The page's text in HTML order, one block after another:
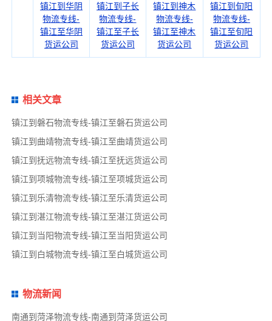
镇江到华阴
物流专线-
镇江至华阴
货运公司
镇江到子长
物流专线-
镇江至子长
货运公司
镇江到神木
物流专线-
镇江至神木
货运公司
镇江到旬阳
物流专线-
镇江至旬阳
货运公司
相关文章
镇江到磐石物流专线-镇江至磐石货运公司
镇江到曲靖物流专线-镇江至曲靖货运公司
镇江到抚远物流专线-镇江至抚远货运公司
镇江到项城物流专线-镇江至项城货运公司
镇江到乐清物流专线-镇江至乐清货运公司
镇江到湛江物流专线-镇江至湛江货运公司
镇江到当阳物流专线-镇江至当阳货运公司
镇江到白城物流专线-镇江至白城货运公司
物流新闻
南通到菏泽物流专线-南通到菏泽货运公司